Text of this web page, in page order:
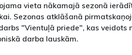
vieta nākamajā sezonā
Sezonas atklāšanā
"Vientuļā priede", kas veidots
darba lauskām.